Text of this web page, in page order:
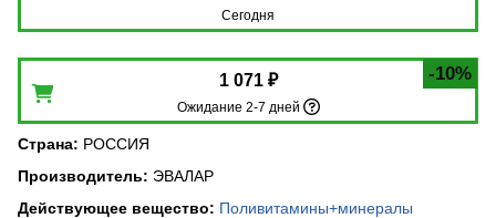
Сегодня
-10%
1 071 ₽
Ожидание 2-7 дней
Страна: РОССИЯ
Производитель: ЭВАЛАР
Действующее вещество: Поливитамины+минералы